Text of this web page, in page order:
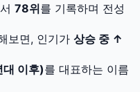
78위를 기록하며 전성
보면, 인기가 상승 중 ↑
이후)를 대표하는 이름